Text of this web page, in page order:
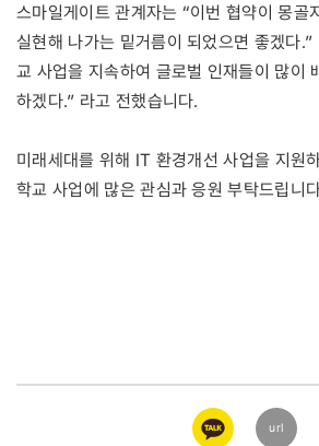
스마일게이트 관계자는 “이번 협약이 몽골
실현해 나가는 밑거름이 되었으면 좋겠다
교 사업을 지속하여 글로벌 인재들이 많이
하겠다.” 라고 전했습니다.
미래세대를 위해 IT 환경개선 사업을 지원
학교 사업에 많은 관심과 응원 부탁드립니
카카오
링크
url